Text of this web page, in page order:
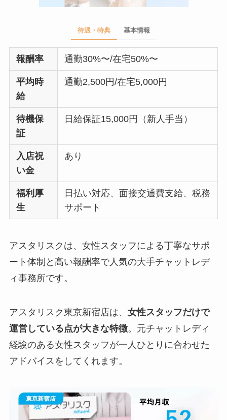
待遇・特典 基本情報
報酬率 通勤30%〜/在宅50%〜
平均時
給
通勤2,500円/在宅5,000円
待機保
証
日給保証15,000円（新人手当）
入店祝
い金
あり
福利厚
生
日払い対応、面接交通費支給、税務
サポート
アスタリスクは、女性スタッフによる丁寧なサポ
ート体制と高い報酬率で人気の大手チャットレデ
ィ事務所です。
アスタリスク東京新宿店は、 女性スタッフだけで
運営している点が大きな特徴。元チャットレディ
経験のある女性スタッフが一人ひとりに合わせた
アドバイスをしてくれます。